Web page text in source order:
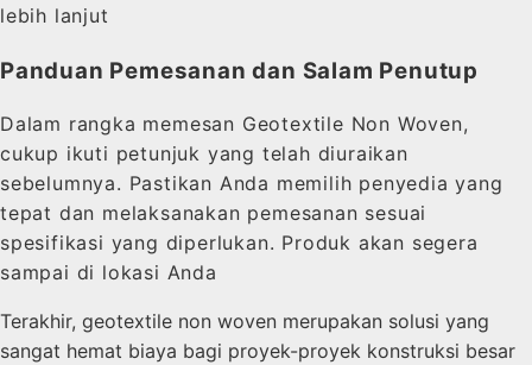
lebih lanjut
Panduan Pemesanan dan Salam Penutup
Dalam rangka memesan Geotextile Non Woven,
cukup ikuti petunjuk yang telah diuraikan
sebelumnya. Pastikan Anda memilih penyedia yang
tepat dan melaksanakan pemesanan sesuai
spesifikasi yang diperlukan. Produk akan segera
sampai di lokasi Anda
Terakhir, geotextile non woven merupakan solusi yang
sangat hemat biaya bagi proyek-proyek konstruksi besar